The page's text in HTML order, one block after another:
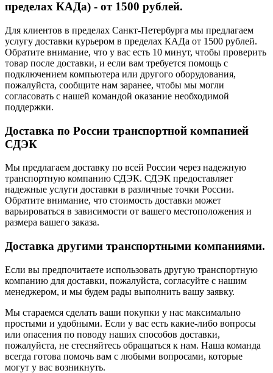
пределах КАДа) - от 1500 рублей.
Для клиентов в пределах Санкт-Петербурга мы предлагаем
услугу доставки курьером в пределах КАДа от 1500 рублей.
Обратите внимание, что у вас есть 10 минут, чтобы проверить
товар после доставки, и если вам требуется помощь с
подключением компьютера или другого оборудования,
пожалуйста, сообщите нам заранее, чтобы мы могли
согласовать с нашей командой оказание необходимой
поддержки.
Доставка по России транспортной компанией
СДЭК
Мы предлагаем доставку по всей России через надежную
транспортную компанию СДЭК. СДЭК предоставляет
надежные услуги доставки в различные точки России.
Обратите внимание, что стоимость доставки может
варьироваться в зависимости от вашего местоположения и
размера вашего заказа.
Доставка другими транспортными компаниями.
Если вы предпочитаете использовать другую транспортную
компанию для доставки, пожалуйста, согласуйте с нашим
менеджером, и мы будем рады выполнить вашу заявку.
Мы стараемся сделать ваши покупки у нас максимально
простыми и удобными. Если у вас есть какие-либо вопросы
или опасения по поводу наших способов доставки,
пожалуйста, не стесняйтесь обращаться к нам. Наша команда
всегда готова помочь вам с любыми вопросами, которые
могут у вас возникнуть.